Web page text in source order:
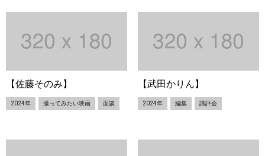
【佐藤そのみ】
2024年 撮ってみたい映画 面談
【武田かりん】
2024年 編集 講評会